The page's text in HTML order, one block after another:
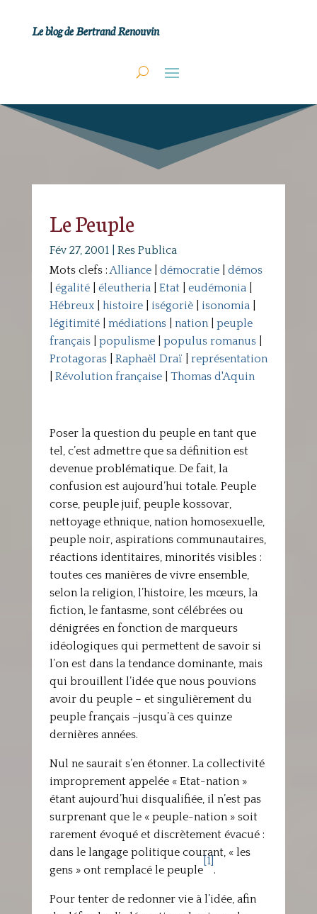
Le blog de Bertrand Renouvin
Le Peuple
Fév 27, 2001| Res Publica
Mots clefs :Alliance| démocratie| démos
égalité| éleutheria| Etat| eudémonia|
Hébreux| histoire| iségoriè| isonomia|
légitimité| médiations| nation| peuple
français| populisme| populus romanus|
Protagoras| Raphaël Draï
représentation
Révolution française| Thomas d'Aquin
Poser la question du peuple en tant que
tel, c’est admettre que sa définition est
devenue problématique. De fait, la
confusion est aujourd’hui totale. Peuple
corse, peuple juif, peuple kossovar,
nettoyage ethnique, nation homosexuelle,
peuple noir, aspirations communautaires,
réactions identitaires, minorités visibles :
toutes ces manières de vivre ensemble,
selon la religion, l’histoire, les mœurs, la
fiction, le fantasme, sont célébrées ou
dénigrées en fonction de marqueurs
idéologiques qui permettent de savoir si
l’on est dans la tendance dominante, mais
qui brouillent l’idée que nous pouvions
avoir du peuple – et singulièrement du
peuple français –jusqu’à ces quinze
dernières années.
Nul ne saurait s’en étonner. La collectivité
improprement appelée « Etat-nation »
étant aujourd’hui disqualifiée, il n’est pas
surprenant que le « peuple-nation » soit
rarement évoqué et discrètement évacué :
dans le langage politique courant, « les
gens » ont remplacé le peuple
[1]
.
Pour tenter de redonner vie à l’idée, afin